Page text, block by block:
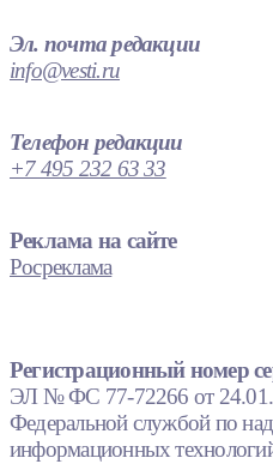
Эл. почта редакции
info@vesti.ru
Телефон редакции
+7 495 232 63 33
Реклама на сайте
Росреклама
Регистрационный номер
ЭЛ № ФС 77-72266 от
Федеральной службой по
информационных